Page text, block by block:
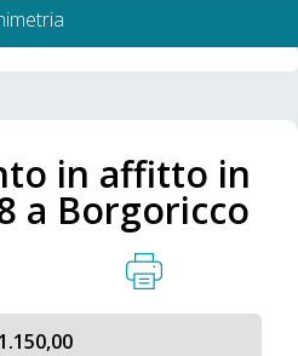
in affitto in
a Borgoricco